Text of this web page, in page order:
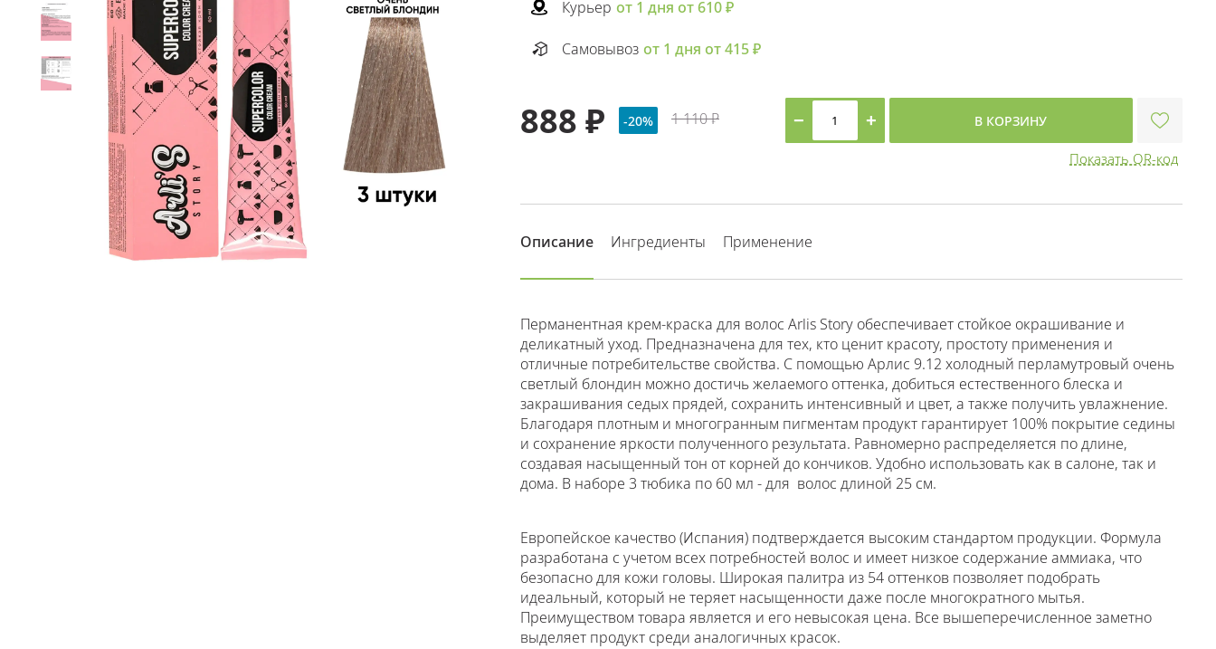
Курьер от 1 дня от 610 ₽
Самовывоз от 1 дня от 415 ₽
888 ₽ -20% 1 110 ₽ − + В КОРЗИНУ
Показать QR-код
Описание Ингредиенты Применение
Перманентная крем-краска для волос Arlis Story обеспечивает стойкое окрашивание и
деликатный уход. Предназначена для тех, кто ценит красоту, простоту применения и
отличные потребительстве свойства. С помощью Арлис 9.12 холодный перламутровый очень
светлый блондин можно достичь желаемого оттенка, добиться естественного блеска и
закрашивания седых прядей, сохранить интенсивный и цвет, а также получить увлажнение.
Благодаря плотным и многогранным пигментам продукт гарантирует 100% покрытие седины
и сохранение яркости полученного результата. Равномерно распределяется по длине,
создавая насыщенный тон от корней до кончиков. Удобно использовать как в салоне, так и
дома. В наборе 3 тюбика по 60 мл - для волос длиной 25 см.
Европейское качество (Испания) подтверждается высоким стандартом продукции. Формула
разработана с учетом всех потребностей волос и имеет низкое содержание аммиака, что
безопасно для кожи головы. Широкая палитра из 54 оттенков позволяет подобрать
идеальный, который не теряет насыщенности даже после многократного мытья.
Преимуществом товара является и его невысокая цена. Все вышеперечисленное заметно
выделяет продукт среди аналогичных красок.